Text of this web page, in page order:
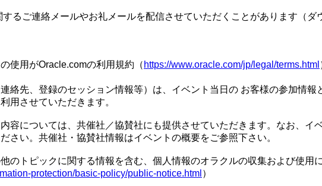
るご連絡メールやお礼メールを配信させていただくことがあります（ダ
使用がOracle.comの利用規約（ https://www.oracle.com/jp/legal/terms.html
先、登録のセッション情報等）は、イベント当日の お客様の参加情報
用させていただきます。
容については、共催社／協賛社にも提供させていただきます。なお、イ
い。共催社・協賛社情報はイベントの概要をご参照下さい。
のトピックに関する情報を含む、個人情報のオラクルの収集および使用
protection/basic-policy/public-notice.html ）